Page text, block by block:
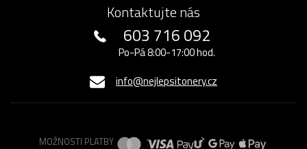
Kontaktujte nás
603 716 092
Po-Pá 8:00-17:00 hod.
info@nejlepsitonery.cz
MOŽNOSTI PLATBY